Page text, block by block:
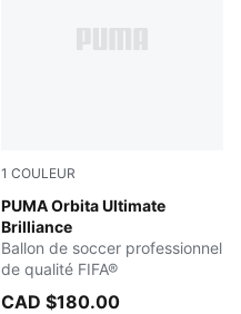
1 COULEUR
PUMA Orbita Ultimate
Brilliance
PUMA White-multicolor
Ballon de soccer professionnel
de qualité FIFA®
CAD $180.00